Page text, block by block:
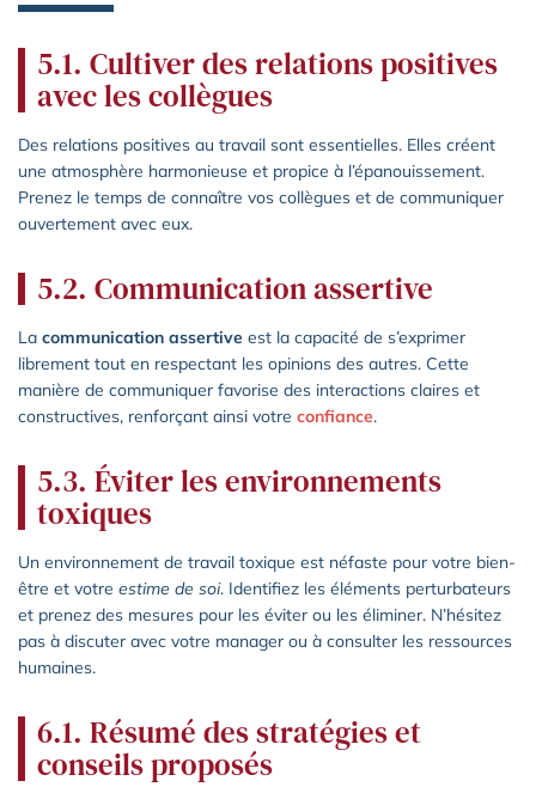
5.1. Cultiver des relations positives
avec les collègues
Des relations positives au travail sont essentielles. Elles créent
une atmosphère harmonieuse et propice à l’épanouissement.
Prenez le temps de connaître vos collègues et de communiquer
ouvertement avec eux.
5.2. Communication assertive
La communication assertive est la capacité de s’exprimer
librement tout en respectant les opinions des autres. Cette
manière de communiquer favorise des interactions claires et
constructives, renforçant ainsi votre confiance.
5.3. Éviter les environnements
toxiques
Un environnement de travail toxique est néfaste pour votre bien-
être et votre estime de soi. Identifiez les éléments perturbateurs
et prenez des mesures pour les éviter ou les éliminer. N’hésitez
pas à discuter avec votre manager ou à consulter les ressources
humaines.
6.1. Résumé des stratégies et
conseils proposés